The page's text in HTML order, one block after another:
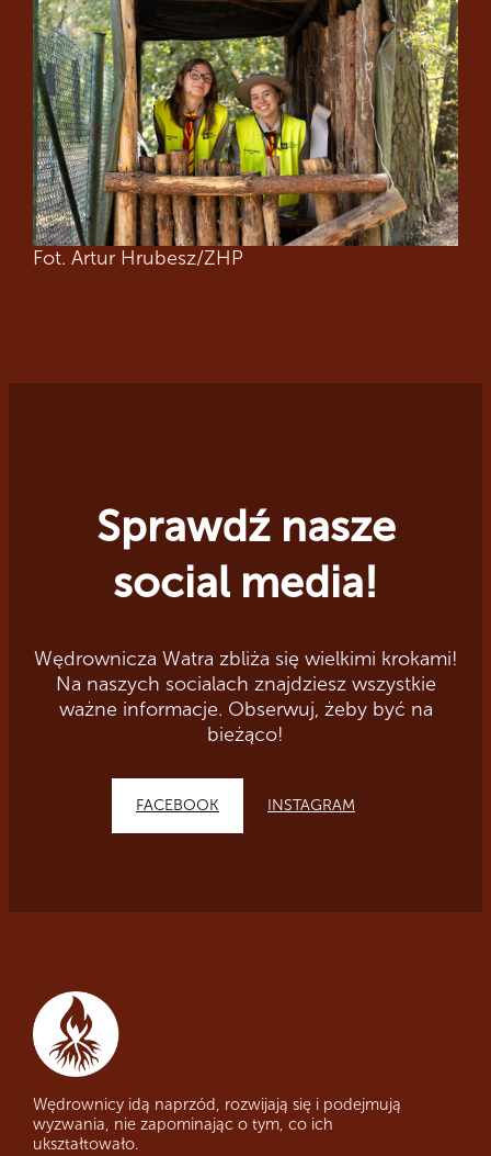
Fot. Artur Hrubesz/ZHP
Sprawdź nasze
social media!
Wędrownicza Watra zbliża się wielkimi krokami!
Na naszych socialach znajdziesz wszystkie
ważne informacje. Obserwuj, żeby być na
bieżąco!
FACEBOOK INSTAGRAM
Wędrownicy idą naprzód, rozwijają się i podejmują
wyzwania, nie zapominając o tym, co ich
ukształtowało.